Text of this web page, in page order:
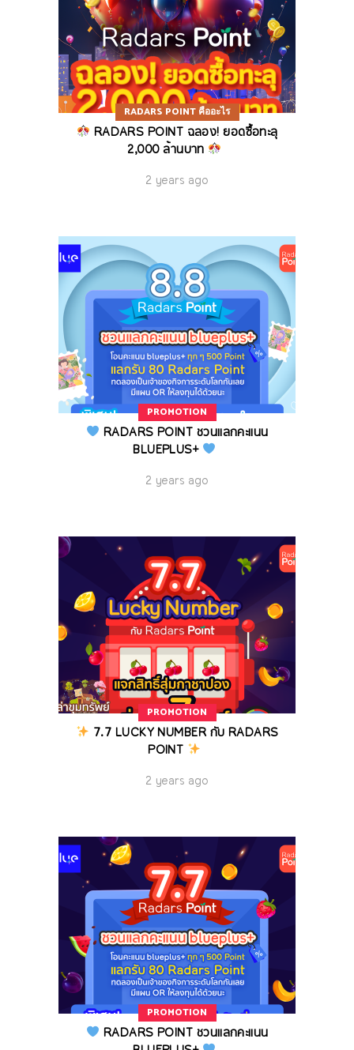
RADARS POINT คืออะไร
RADARS POINT ฉลอง! ยอดซื้อทะลุ
2,000 ล้านบาท
2 years ago
PROMOTION
RADARS POINT ชวนแลกคะแนน
BLUEPLUS+
2 years ago
PROMOTION
7.7 LUCKY NUMBER กับ RADARS
POINT
2 years ago
PROMOTION
RADARS POINT ชวนแลกคะแนน